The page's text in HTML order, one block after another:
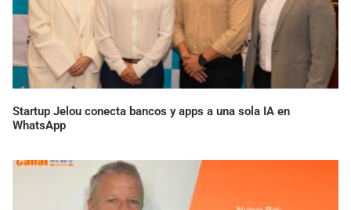
Startup Jelou conecta bancos y apps a una sola IA en
WhatsApp